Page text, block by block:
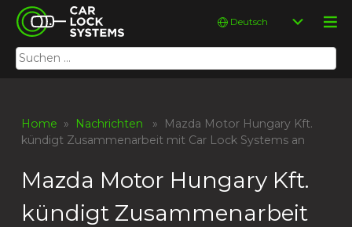
Skip
content
Car Lock Systems
Car Lock Systems
Suchen
nach:
Sprache
Home » Nachrichten » Mazda Motor Hungary Kft.
kündigt Zusammenarbeit mit Car Lock Systems an
Mazda Motor Hungary Kft.
kündigt Zusammenarbeit